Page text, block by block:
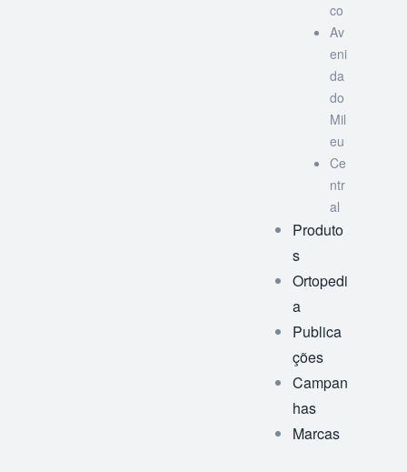
co
Av
eni
da
do
Mil
eu
Ce
ntr
al
Produto
s
Ortopedi
a
Publica
ções
Campan
has
Marcas